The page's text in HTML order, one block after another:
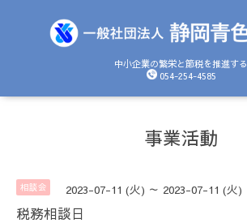
中小企業の繁栄と節税を推進する
054-254-4585
事業活動
相談会 2023-07-11 (火) ～ 2023-07-11 (火)
税務相談日